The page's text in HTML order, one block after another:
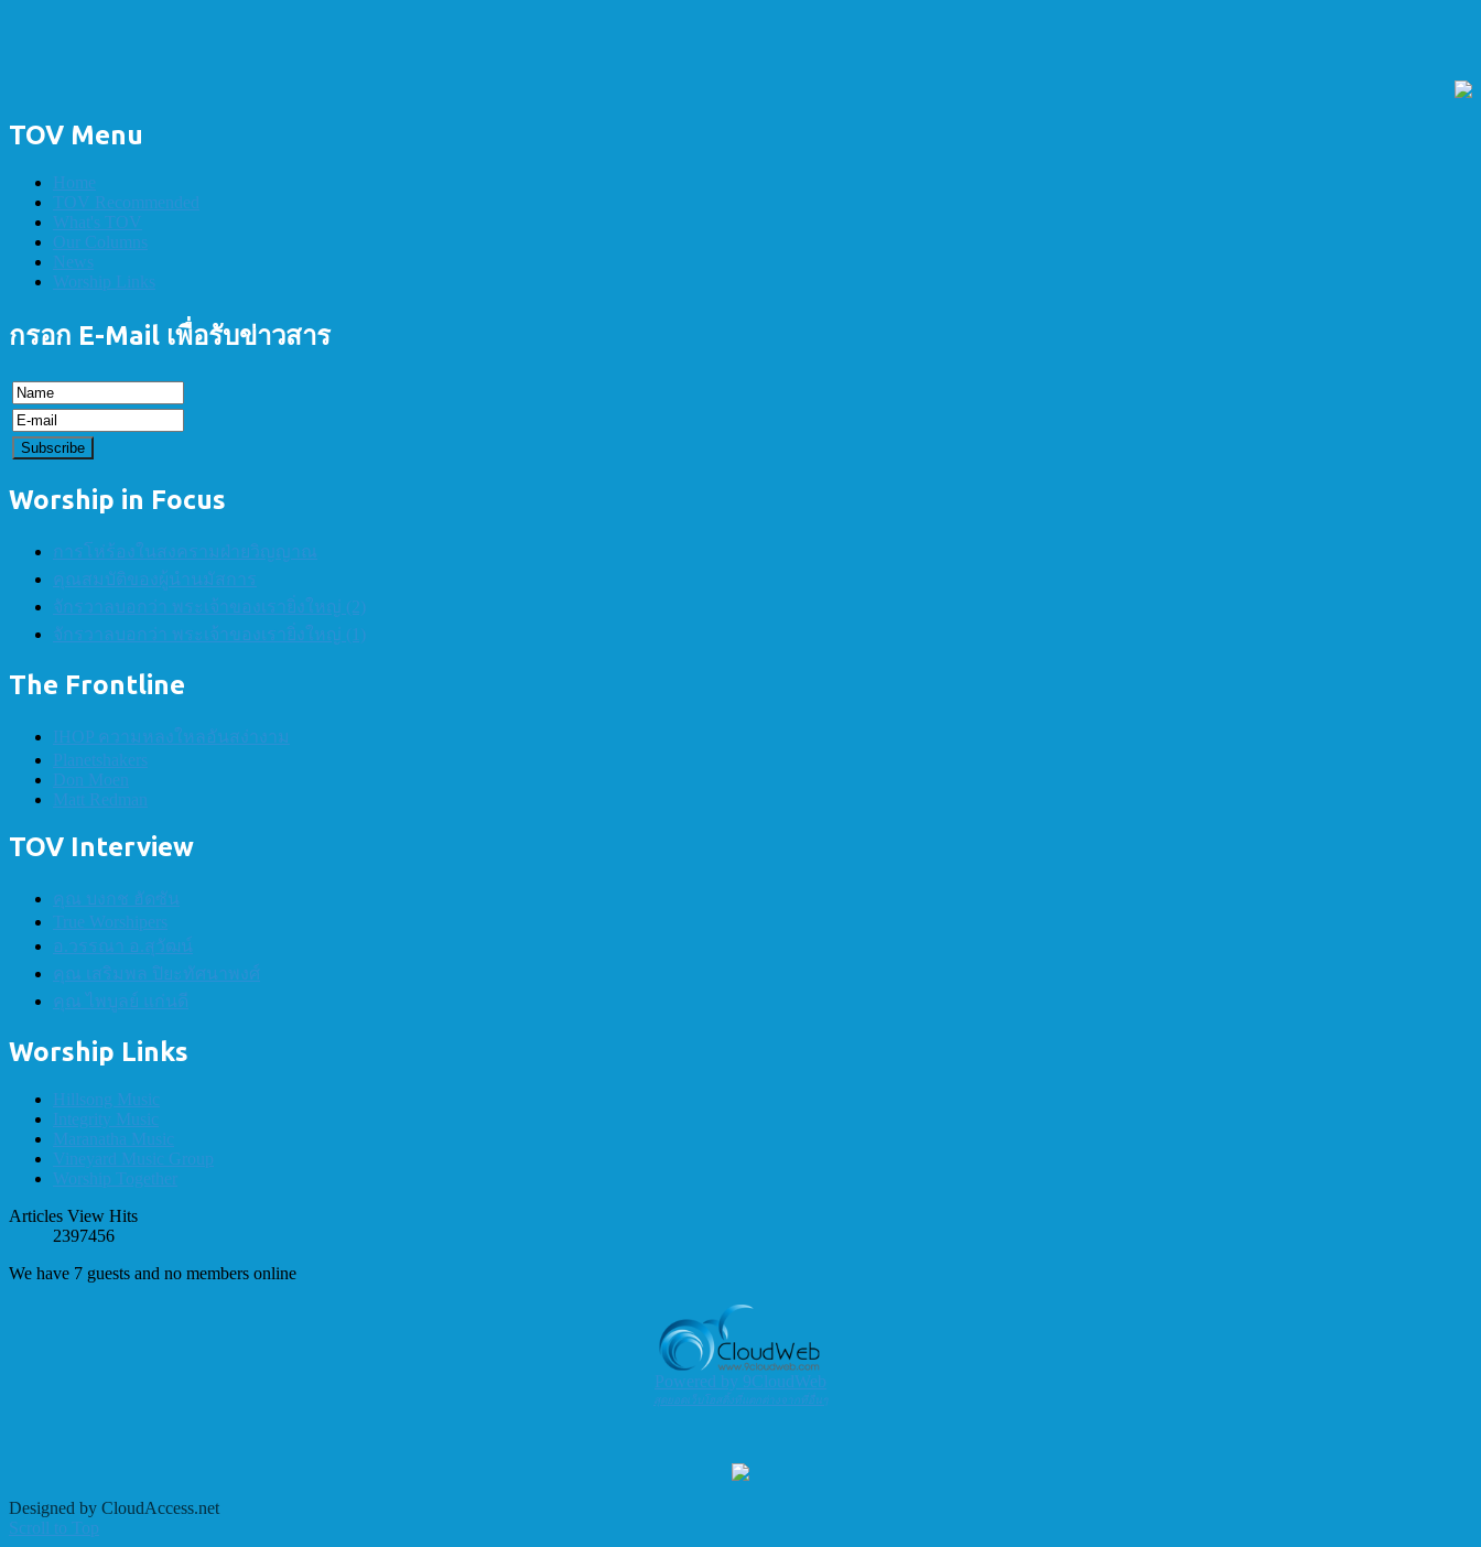
TOV Menu
Home
TOV Recommended
What's TOV
Our Columns
News
Worship Links
กรอก E-Mail เพื่อรับข่าวสาร
Worship in Focus
การโห่ร้องในสงครามฝ่ายวิญญาณ
คุณสมบัติของผู้นำนมัสการ
จักรวาลบอกว่า พระเจ้าของเรายิ่งใหญ่ (2)
จักรวาลบอกว่า พระเจ้าของเรายิ่งใหญ่ (1)
The Frontline
IHOP ความหลงใหลอันสง่างาม
Planetshakers
Don Moen
Matt Redman
TOV Interview
คุณ บงกช ฮัดซัน
True Worshipers
อ.วรรณา อ.สุวัฒน์
คุณ เสริมพล ปิยะทัศนาพงศ์
คุณ ไพบูลย์ แก่นดี
Worship Links
Hillsong Music
Integrity Music
Maranatha Music
Vineyard Music Group
Worship Together
Articles View Hits
2397456
We have 7 guests and no members online
Powered by 9CloudWeb
สุดยอดเว็บโฮสติ้งที่แตกต่างจากที่อื่นๆ
Designed by CloudAccess.net
Scroll to Top